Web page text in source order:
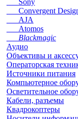
Sony
Convergent
AJA
Atomos
Blackmagic
Аудио
Объективы и
Операторская
Источники питания
Компьютерное
Осветительное
Кабели, разъемы
Квадрокоптеры